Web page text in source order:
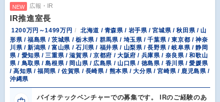
NEW 広報・IR
IR推進室長
1200万円～1499万円
北海道 / 青森県 / 岩手県 / 宮城県 / 秋田県 / 山
形県 / 福島県 / 茨城県 / 栃木県 / 群馬県 / 埼玉県 / 千葉県 / 東京都 / 神奈
川県 / 新潟県 / 富山県 / 石川県 / 福井県 / 山梨県 / 長野県 / 岐阜県 / 静岡
県 / 愛知県 / 三重県 / 滋賀県 / 京都府 / 大阪府 / 兵庫県 / 奈良県 / 和歌山
県 / 鳥取県 / 島根県 / 岡山県 / 広島県 / 山口県 / 徳島県 / 香川県 / 愛媛県
/ 高知県 / 福岡県 / 佐賀県 / 長崎県 / 熊本県 / 大分県 / 宮崎県 / 鹿児島県 /
沖縄県
バイオテックベンチャーでの募集です。 IRのご経験のあ